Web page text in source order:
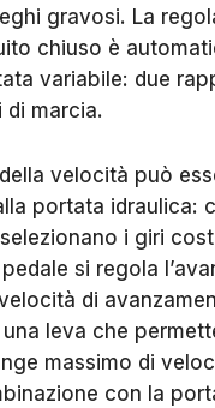
gravosi. La
chiuso è
variabile: due
di marcia.
velocità può
portata idraulica:
i giri
si regola
di
leva che
massimo di
con la